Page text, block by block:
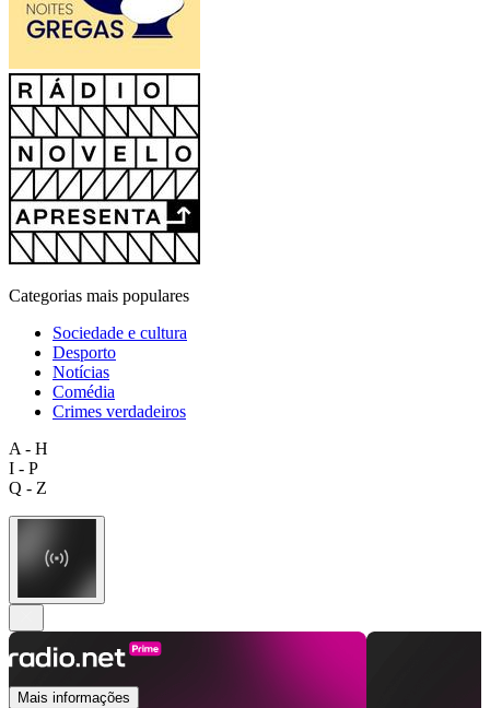
Categorias mais populares
Sociedade e cultura
Desporto
Notícias
Comédia
Crimes verdadeiros
A - H
I - P
Q - Z
Mais informações